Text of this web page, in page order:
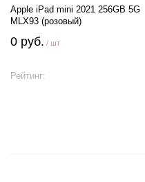
Apple iPad mini 2021 256GB 5G
MLX93 (розовый)
0 руб. / шт
Рейтинг: